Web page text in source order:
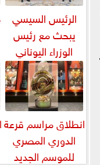
الرئيس السيسي
يبحث مع رئيس
الوزراء اليوناني
التعاون الثنائي في
مجال الطاقة...
انطلاق مراسم قرعة
الدوري المصري
للموسم الجديد